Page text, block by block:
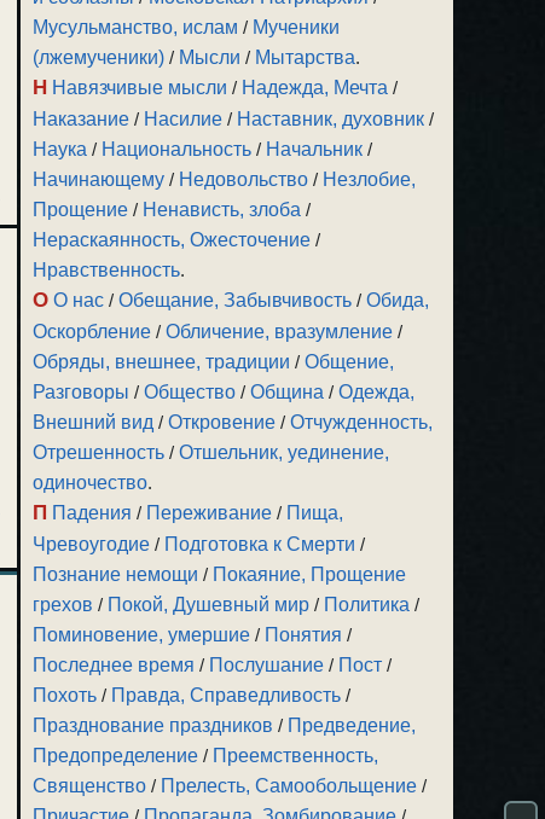
Мусульманство, ислам / Мученики
(лжемученики) / Мысли / Мытарства.
Н Навязчивые мысли / Надежда, Мечта /
Наказание / Насилие / Наставник, духовник /
Наука / Национальность / Начальник /
Начинающему / Недовольство / Незлобие,
Прощение / Ненависть, злоба /
Нераскаянность, Ожесточение /
Нравственность.
О О нас /Обещание, Забывчивость /Обида,
Оскорбление /Обличение, вразумление /
Обряды, внешнее, традиции /Общение,
Разговоры /Общество /Община /Одежда,
Внешний вид /Откровение /Отчужденность,
Отрешенность /Отшельник, уединение,
одиночество.
П Падения / Переживание / Пища,
Чревоугодие / Подготовка к Смерти /
Познание немощи / Покаяние, Прощение
грехов / Покой, Душевный мир / Политика /
Поминовение, умершие / Понятия /
Последнее время / Послушание / Пост /
Похоть / Правда, Справедливость /
Празднование праздников / Предведение,
Предопределение / Преемственность,
Священство / Прелесть, Самообольщение /